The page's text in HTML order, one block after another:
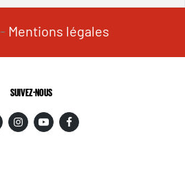
- Mentions légales
SUIVEZ-NOUS